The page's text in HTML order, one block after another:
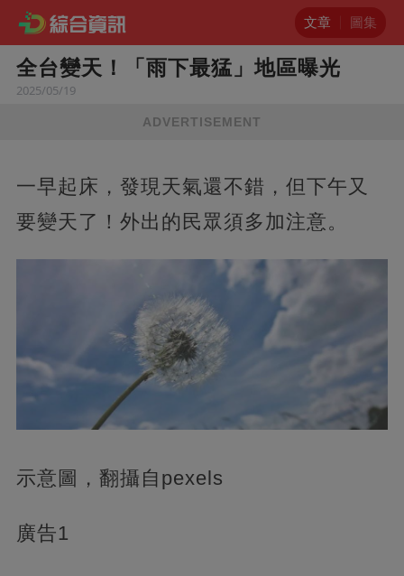
文章 圖集
全台變天！「雨下最猛」地區曝光
2025/05/19
ADVERTISEMENT
一早起床，發現天氣還不錯，但下午又
要變天了！外出的民眾須多加注意。
示意圖，翻攝自pexels
廣告1